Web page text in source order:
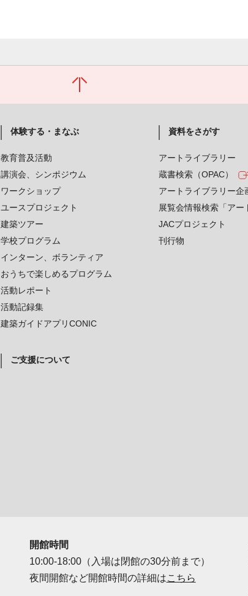
体験する・まなぶ
教育普及活動
講演会、シンポジウム
ワークショップ
ユースプロジェクト
建築ツアー
学校プログラム
インターン、ボランティア
おうちで楽しめるプログラム
活動レポート
活動記録集
建築ガイドアプリCONIC
資料をさがす
アートライブラリー
蔵書検索（OPAC）
アートライブラリー企
展覧会情報検索「アー
JACプロジェクト
刊行物
ご支援について
開館時間
10:00-18:00（入場は閉館の30分前まで）
夜間開館など開館時間の詳細はこちら